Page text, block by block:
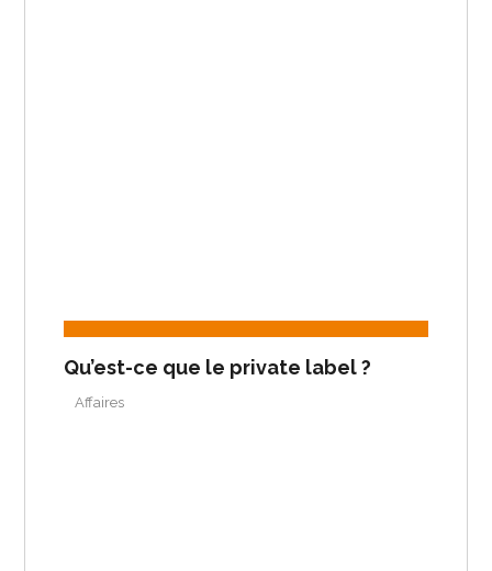
Qu’est-ce que le private label ?
Affaires